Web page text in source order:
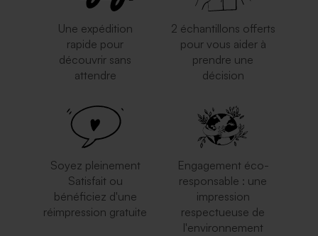
Une expédition
rapide pour
découvrir sans
attendre
2 échantillons offerts
pour vous aider à
prendre une
décision
Soyez pleinement
Satisfait ou
bénéficiez d'une
réimpression gratuite
Engagement éco-
responsable : une
impression
respectueuse de
l'environnement